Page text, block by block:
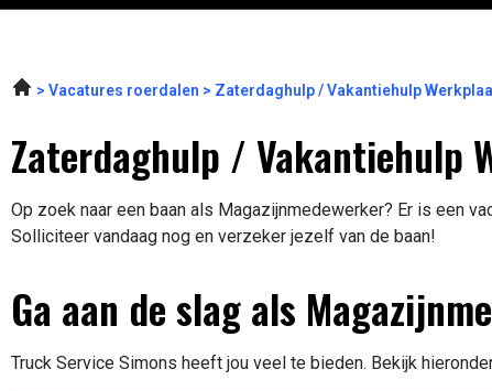
Vacatures roerdalen Zaterdaghulp / Vakantiehulp
Zaterdaghulp / Vakantiehulp
Op zoek naar een baan als Magazijnmedewerker? Er is een
Solliciteer vandaag nog en verzeker jezelf van de baan!
Ga aan de slag als
Truck Service Simons heeft jou veel te bieden. Bekijk